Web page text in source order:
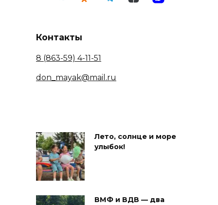
Контакты
8 (863-59) 4-11-51
don_mayak@mail.ru
Лето, солнце и море
улыбок!
ВМФ и ВДВ — два